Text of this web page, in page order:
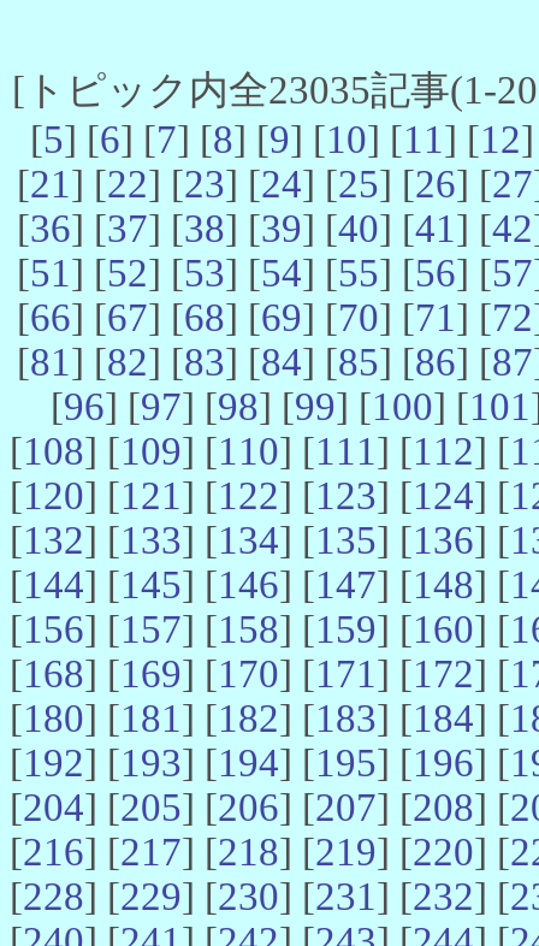
[トピック内全23035記事(1-
[5] [6] [7] [8] [9] [10] [11] [12
[21] [22] [23] [24] [25] [26] [27
[36] [37] [38] [39] [40] [41] [42
[51] [52] [53] [54] [55] [56] [57
[66] [67] [68] [69] [70] [71] [72
[81] [82] [83] [84] [85] [86] [87
[96] [97] [98] [99] [100] [101
[108] [109] [110] [111] [112] [
[120] [121] [122] [123] [124] [
[132] [133] [134] [135] [136] [
[144] [145] [146] [147] [148] [
[156] [157] [158] [159] [160] [
[168] [169] [170] [171] [172] [
[180] [181] [182] [183] [184] [
[192] [193] [194] [195] [196] [
[204] [205] [206] [207] [208] [
[216] [217] [218] [219] [220] [
[228] [229] [230] [231] [232] [